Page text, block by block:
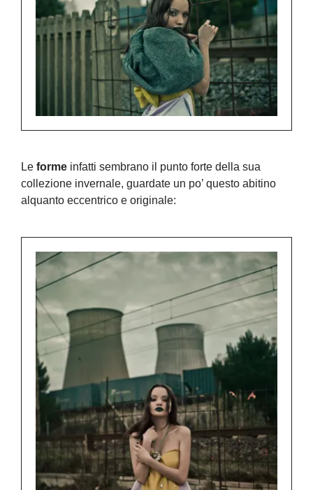
Le forme infatti sembrano il punto forte della sua
collezione invernale, guardate un po’ questo abitino
alquanto eccentrico e originale: